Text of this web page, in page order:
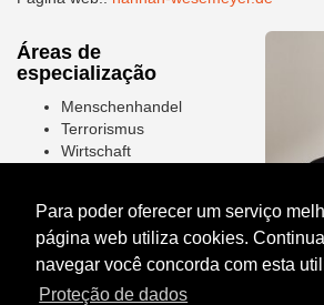
Para poder oferecer um serviço
página web utiliza cookies.
navegar você concorda com esta
Proteção de dados
Áreas de
especialização
Menschenhandel
Terrorismus
Wirtschaft